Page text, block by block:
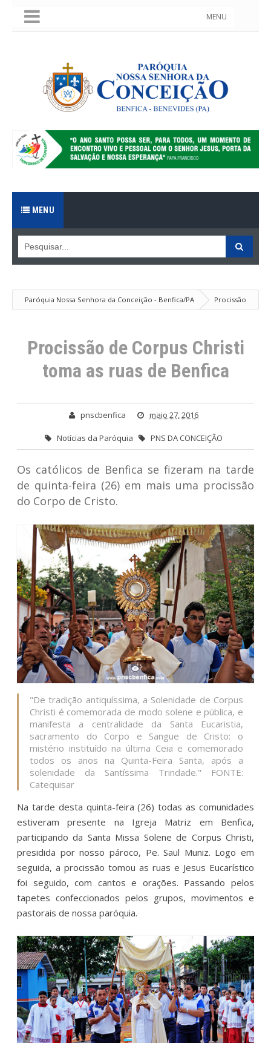
MENU
MENU
Paróquia Nossa Senhora da Conceição - Benfica/PA
Procissão
de Corpus Christi toma as ruas de Benfica
Procissão de Corpus Christi
toma as ruas de Benfica
pnscbenfica maio 27, 2016
Notícias da Paróquia PNS DA CONCEIÇÃO
Os católicos de Benfica se fizeram na tarde
de quinta-feira (26) em mais uma procissão
do Corpo de Cristo.
"De tradição antiquíssima, a Solenidade de Corpus
Christi é comemorada de modo solene e pública, e
manifesta a centralidade da Santa Eucaristia,
sacramento do Corpo e Sangue de Cristo: o
mistério instituído na última Ceia e comemorado
todos os anos na Quinta-Feira Santa, após a
solenidade da Santíssima Trindade." FONTE:
Catequisar
Na tarde desta quinta-feira (26) todas as comunidades
estiveram presente na Igreja Matriz em Benfica,
participando da Santa Missa Solene de Corpus Christi,
presidida por nosso pároco, Pe. Saul Muniz. Logo em
seguida, a procissão tomou as ruas e Jesus Eucarístico
foi seguido, com cantos e orações. Passando pelos
tapetes confeccionados pelos grupos, movimentos e
pastorais de nossa paróquia.